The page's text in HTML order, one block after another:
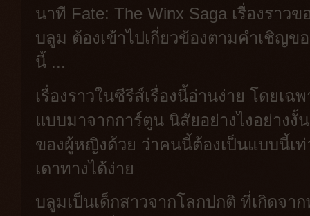
นาที Fate: The Winx Saga เรื่องราว
บลูม ต้องเข้าไปเกี่ยวข้องตามคำเชิญข
นี้ ...
เรื่องราวในซีรีส์เรื่องนี้อ่านง่าย โดยเ
แบบมาจากการ์ตูน นิสัยอย่างไงอย่าง
ของผู้หญิงด้วย ว่าคนนี้ต้องเป็นแบบนี้เ
เดาทางได้ง่าย
บลูมเป็นเด็กสาวจากโลกปกติ ที่เกิดจา